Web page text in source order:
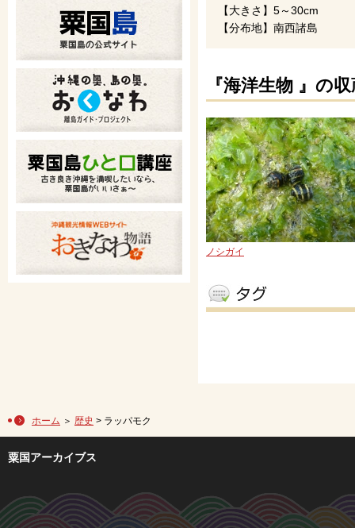
【大きさ】5～30cm
【分布地】南西諸島
『海洋生物 』の
ノシガイ
ホーム ＞ 歴史 > ラッパモク
粟国アーカイブス